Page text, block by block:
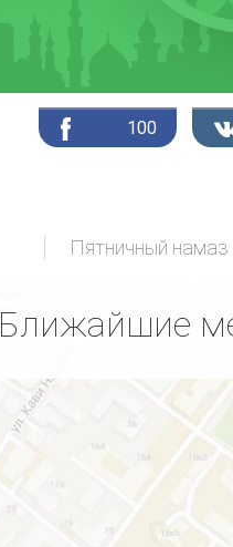
100
Пятничный намаз
Ближайшие